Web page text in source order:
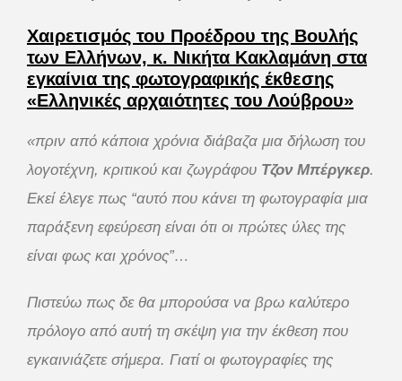
Χαιρετισμός του Προέδρου της Βουλής
των Ελλήνων, κ. Νικήτα Κακλαμάνη στα
εγκαίνια της φωτογραφικής έκθεσης
«Ελληνικές αρχαιότητες του Λούβρου»
«πριν από κάποια χρόνια διάβαζα μια δήλωση του
λογοτέχνη, κριτικού και ζωγράφου Τζον Μπέργκερ.
Εκεί έλεγε πως “αυτό που κάνει τη φωτογραφία μια
παράξενη εφεύρεση είναι ότι οι πρώτες ύλες της
είναι φως και χρόνος”…
Πιστεύω πως δε θα μπορούσα να βρω καλύτερο
πρόλογο από αυτή τη σκέψη για την έκθεση που
εγκαινιάζετε σήμερα. Γιατί οι φωτογραφίες της